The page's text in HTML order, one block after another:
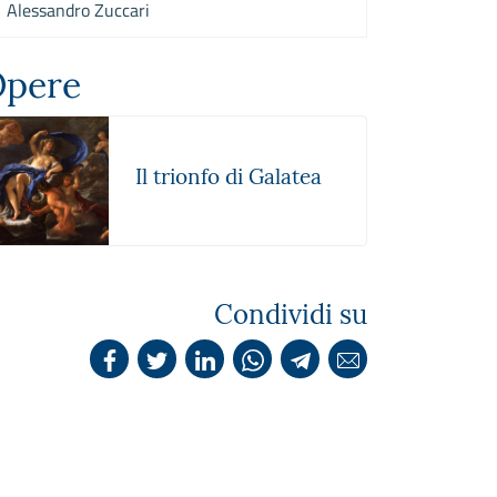
Alessandro Zuccari
Il trionfo di Galatea
Condividi su